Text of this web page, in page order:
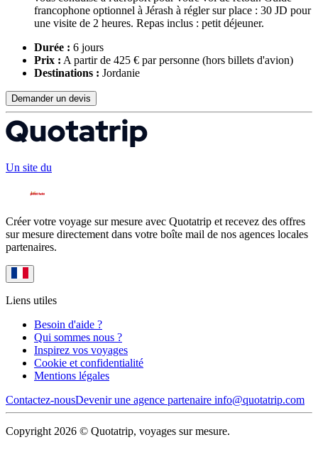
francophone optionnel à Jérash à régler sur place : 30 JD pour
une visite de 2 heures. Repas inclus : petit déjeuner.
Durée : 6 jours
Prix : A partir de 425 € par personne (hors billets d'avion)
Destinations : Jordanie
Demander un devis
Un site du
Créer votre voyage sur mesure avec Quotatrip et recevez des offres
sur mesure directement dans votre boîte mail de nos agences locales
partenaires.
Liens utiles
Besoin d'aide ?
Qui sommes nous ?
Inspirez vos voyages
Cookie et confidentialité
Mentions légales
Contactez-nousDevenir une agence partenaire info@quotatrip.com
Copyright 2026 © Quotatrip, voyages sur mesure.